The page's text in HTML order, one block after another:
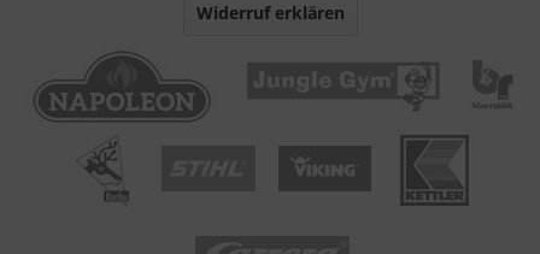
Widerruf erklären